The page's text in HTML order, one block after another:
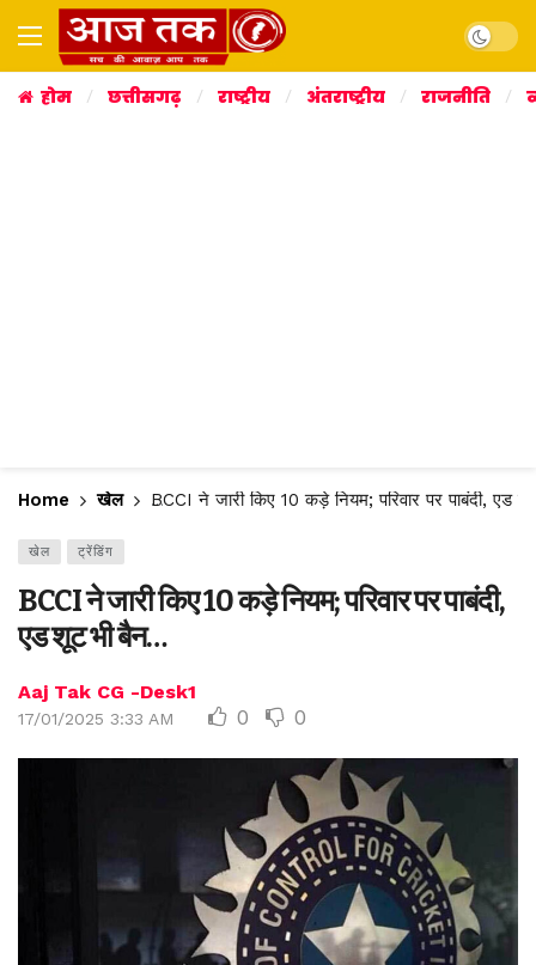
Dark
होम छत्तीसगढ़ राष्ट्रीय अंतराष्ट्रीय राजनीति
Home खेल BCCI ने जारी किए 10 कड़े नियम; परिवार पर पाबंदी, एड
खेल ट्रेंडिंग
BCCI ने जारी किए 10 कड़े नियम; परिवार पर पाबंदी,
एड शूट भी बैन…
Aaj Tak CG -Desk1
17/01/2025 3:33 AM 0 0